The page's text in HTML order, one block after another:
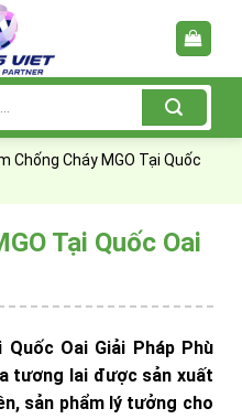
Chống Cháy MGO Tại Quốc
Tại Quốc Oai
Quốc Oai Giải Pháp Phù
tương lai được sản xuất
sản phẩm lý tưởng cho